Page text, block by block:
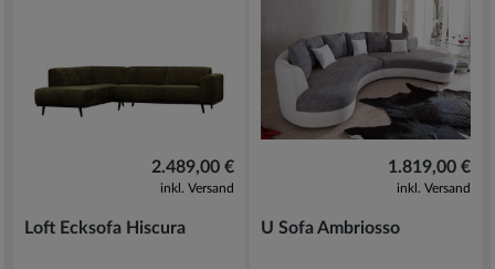
2.489,00 €
inkl. Versand
Loft Ecksofa Hiscura
1.819,00 €
inkl. Versand
U Sofa Ambriosso